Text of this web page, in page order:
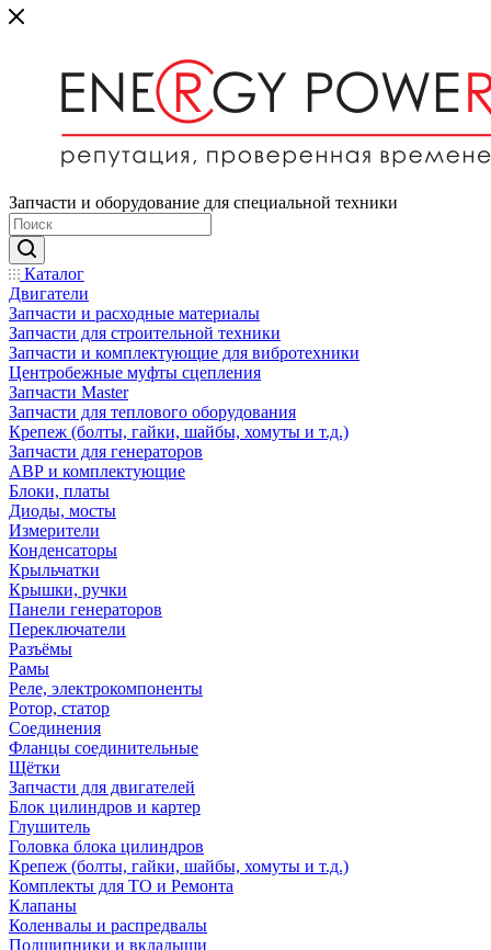
Запчасти и оборудование для специальной техники
Каталог
Двигатели
Запчасти и расходные материалы
Запчасти для строительной техники
Запчасти и комплектующие для вибротехники
Центробежные муфты сцепления
Запчасти Master
Запчасти для теплового оборудования
Крепеж (болты, гайки, шайбы, хомуты и т.д.)
Запчасти для генераторов
АВР и комплектующие
Блоки, платы
Диоды, мосты
Измерители
Конденсаторы
Крыльчатки
Крышки, ручки
Панели генераторов
Переключатели
Разъёмы
Рамы
Реле, электрокомпоненты
Ротор, статор
Соединения
Фланцы соединительные
Щётки
Запчасти для двигателей
Блок цилиндров и картер
Глушитель
Головка блока цилиндров
Крепеж (болты, гайки, шайбы, хомуты и т.д.)
Комплекты для ТО и Ремонта
Клапаны
Коленвалы и распредвалы
Подшипники и вкладыши